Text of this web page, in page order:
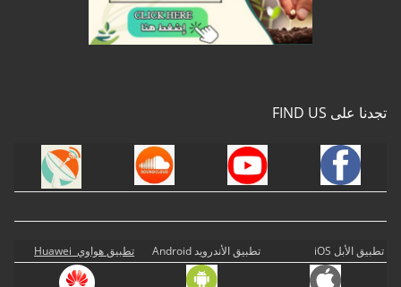
تجدنا على FIND US
تطبيق الأبل iOS تطبيق الأندرويد Android تطبيق هواوي Huawei